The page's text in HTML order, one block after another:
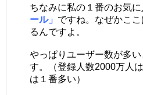
ちなみに私の１番のお気に
ール」 ですね。なぜかこ
るんですよ。
やっぱりユーザー数が多
す。（登録人数2000万人
は１番多い）